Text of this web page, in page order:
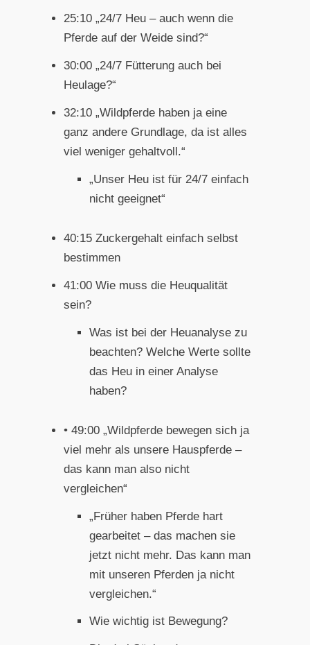
25:10 „24/7 Heu – auch wenn die
Pferde auf der Weide sind?“
30:00 „24/7 Fütterung auch bei
Heulage?“
32:10 „Wildpferde haben ja eine
ganz andere Grundlage, da ist alles
viel weniger gehaltvoll.“
„Unser Heu ist für 24/7 einfach
nicht geeignet“
40:15 Zuckergehalt einfach selbst
bestimmen
41:00 Wie muss die Heuqualität
sein?
Was ist bei der Heuanalyse zu
beachten? Welche Werte sollte
das Heu in einer Analyse
haben?
• 49:00 „Wildpferde bewegen sich ja
viel mehr als unsere Hauspferde –
das kann man also nicht
vergleichen“
„Früher haben Pferde hart
gearbeitet – das machen sie
jetzt nicht mehr. Das kann man
mit unseren Pferden ja nicht
vergleichen.“
Wie wichtig ist Bewegung?